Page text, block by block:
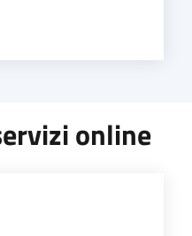
SERVIZI SCOLASTICI
online